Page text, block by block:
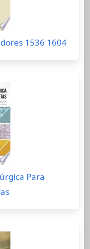
1536 1604
Para